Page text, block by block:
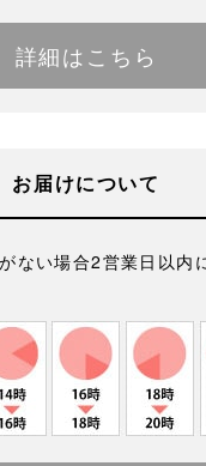
詳細はこちら
お届けについて
ない場合2営業日以内